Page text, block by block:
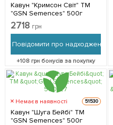
Кавун "Кримсон Світ" ТМ
"GSN Semences" 500г
2718 грн
Повідомити про надходження
+108 грн бонусів за покупку
Немає в наявності 51530
Кавун "Шуга Бейбі" ТМ
"GSN Semences" 500г